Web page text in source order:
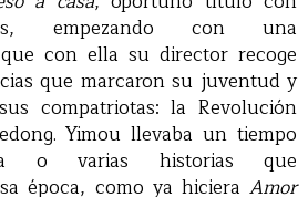
empezando con una
con ella su director recoge
que marcaron su juventud y
compatriotas: la Revolución
Yimou llevaba un tiempo
o varias historias que
época, como ya hiciera Amor